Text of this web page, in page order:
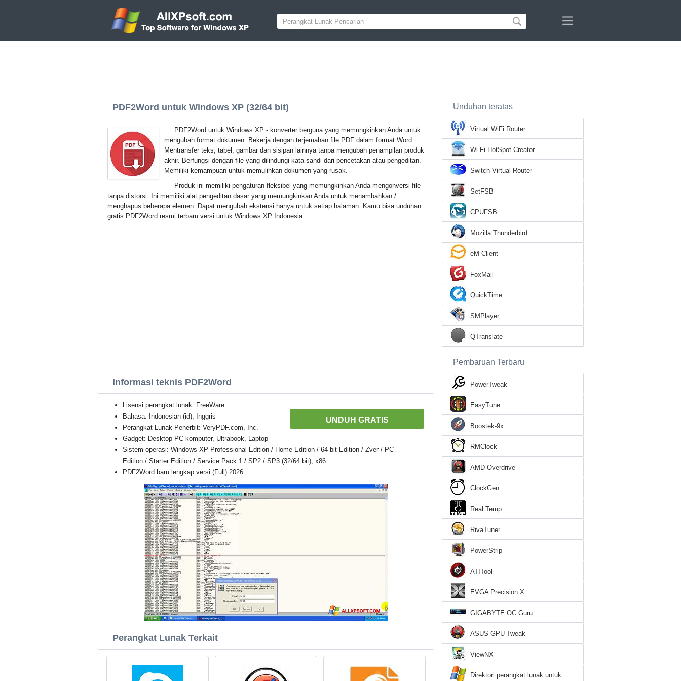
PDF2Word untuk Windows XP (32/64 bit)
PDF2Word untuk Windows XP - konverter berguna yang memungkinkan Anda untuk
mengubah format dokumen. Bekerja dengan terjemahan file PDF dalam format Word.
Mentransfer teks, tabel, gambar dan sisipan lainnya tanpa mengubah penampilan produk
akhir. Berfungsi dengan file yang dilindungi kata sandi dari pencetakan atau pengeditan.
Memiliki kemampuan untuk memulihkan dokumen yang rusak.
Produk ini memiliki pengaturan fleksibel yang memungkinkan Anda mengonversi file
tanpa distorsi. Ini memiliki alat pengeditan dasar yang memungkinkan Anda untuk menambahkan /
menghapus beberapa elemen. Dapat mengubah ekstensi hanya untuk setiap halaman. Kamu bisa unduhan
gratis PDF2Word resmi terbaru versi untuk Windows XP Indonesia.
Informasi teknis PDF2Word
UNDUH GRATIS
Lisensi perangkat lunak: FreeWare
Bahasa: Indonesian (id), Inggris
Perangkat Lunak Penerbit: VeryPDF.com, Inc.
Gadget: Desktop PC komputer, Ultrabook, Laptop
Sistem operasi: Windows XP Professional Edition / Home Edition / 64-bit Edition / Zver / PC
Edition / Starter Edition / Service Pack 1 / SP2 / SP3 (32/64 bit), x86
PDF2Word baru lengkap versi (Full) 2026
Perangkat Lunak Terkait
Unduhan teratas
Virtual WiFi Router
Wi-Fi HotSpot Creator
Switch Virtual Router
SetFSB
CPUFSB
Mozilla Thunderbird
eM Client
FoxMail
QuickTime
SMPlayer
QTranslate
Pembaruan Terbaru
PowerTweak
EasyTune
Boostek-9x
RMClock
AMD Overdrive
ClockGen
Real Temp
RivaTuner
PowerStrip
ATITool
EVGA Precision X
GIGABYTE OC Guru
ASUS GPU Tweak
ViewNX
Direktori perangkat lunak untuk